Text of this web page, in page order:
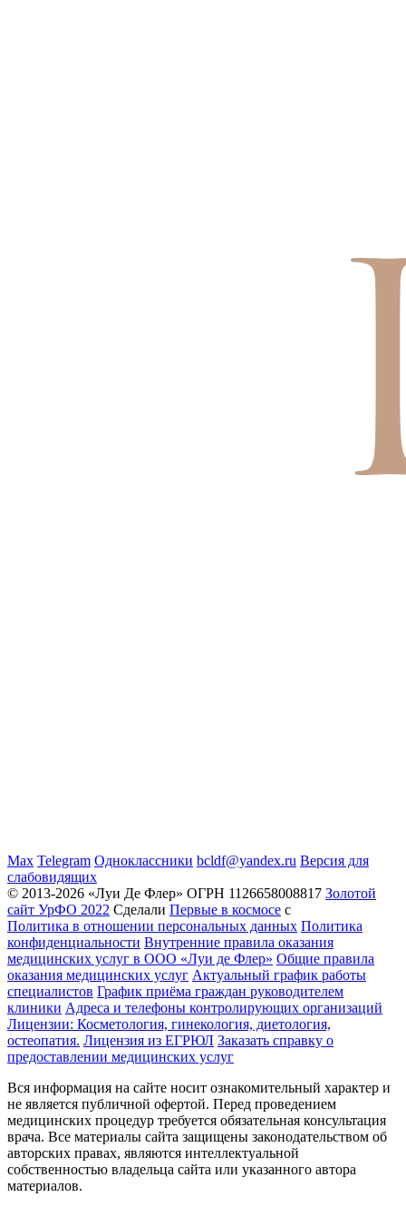
Max Telegram Одноклассники bcldf@yandex.ru Версия для
слабовидящих
© 2013-2026 «Луи Де Флер» ОГРН 1126658008817 Золотой
сайт УрФО 2022 Сделали Первые в космосе с
Политика в отношении персональных данных Политика
конфиденциальности Внутренние правила оказания
медицинских услуг в ООО «Луи де Флер» Общие правила
оказания медицинских услуг Актуальный график работы
специалистов График приёма граждан руководителем
клиники Адреса и телефоны контролирующих организаций
Лицензии: Косметология, гинекология, диетология,
остеопатия. Лицензия из ЕГРЮЛ Заказать справку о
предоставлении медицинских услуг
Вся информация на сайте носит ознакомительный характер и
не является публичной офертой. Перед проведением
медицинских процедур требуется обязательная консультация
врача. Все материалы сайта защищены законодательством об
авторских правах, являются интеллектуальной
собственностью владельца сайта или указанного автора
материалов.